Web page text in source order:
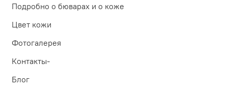
Подробно о бюварах и о коже
Цвет кожи
Фотогалерея
Контакты-
Блог